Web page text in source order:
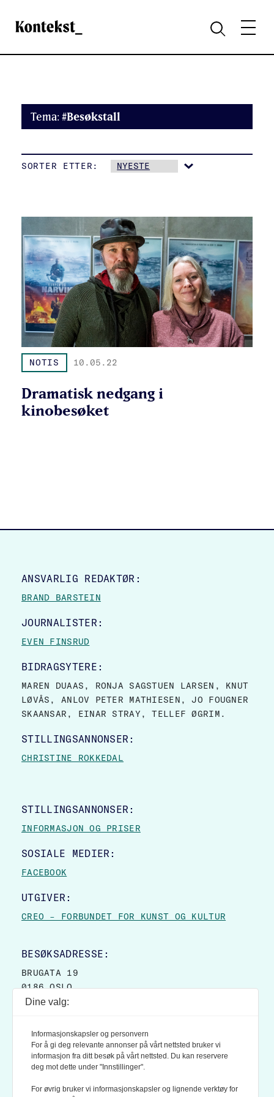
Kontekst
SØKMENY
Tema:#Besøkstall
SORTER ETTER:
NOTIS 10.05.22
Dramatisk nedgang i
kinobesøket
SITE FOOTER
ANSVARLIG REDAKTØR:
BRAND BARSTEIN
JOURNALISTER:
EVEN FINSRUD
BIDRAGSYTERE:
MAREN DUAAS, RONJA SAGSTUEN LARSEN, KNUT
LØVÅS, ANLOV PETER MATHIESEN, JO FOUGNER
SKAANSAR, EINAR STRAY, TELLEF ØGRIM.
STILLINGSANNONSER:
CHRISTINE ROKKEDAL
STILLINGSANNONSER:
INFORMASJON OG PRISER
SOSIALE MEDIER:
FACEBOOK
UTGIVER:
CREO – FORBUNDET FOR KUNST OG KULTUR
BESØKSADRESSE:
BRUGATA 19
0186 OSLO
POSTBOKS 9007 GRØNLAND
0133 OSLO
LES OGSÅ:
KONTEKSTS PERSONVERN-POLICY
Dine valg:
Informasjonskapsler og personvern
For å gi deg relevante annonser på vårt nettsted bruker vi
informasjon fra ditt besøk på vårt nettsted. Du kan reservere
deg mot dette under "Innstillinger".
For øvrig bruker vi informasjonskapsler og lignende verktøy for